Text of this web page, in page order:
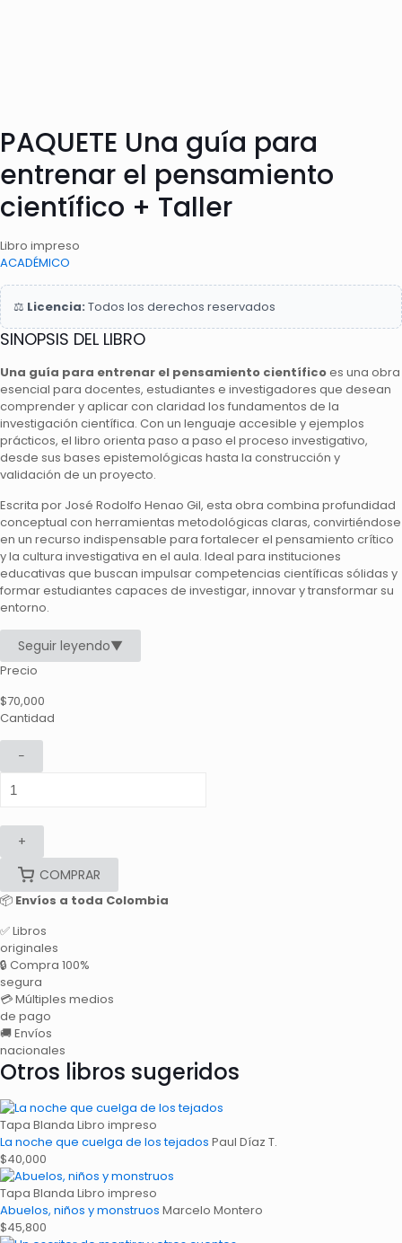
PAQUETE Una guía para
entrenar el pensamiento
científico + Taller
Libro impreso
ACADÉMICO
⚖️ Licencia: Todos los derechos reservados
SINOPSIS DEL LIBRO
Una guía para entrenar el pensamiento científicoes una obra
esencial para docentes, estudiantes e investigadores que desean
comprender y aplicar con claridad los fundamentos de la
investigación científica. Con un lenguaje accesible y ejemplos
prácticos, el libro orienta paso a paso el proceso investigativo,
desde sus bases epistemológicas hasta la construcción y
validación de un proyecto.
Escrita por José Rodolfo Henao Gil, esta obra combina profundidad
conceptual con herramientas metodológicas claras, convirtiéndose
en un recurso indispensable para fortalecer el pensamiento crítico
y la cultura investigativa en el aula. Ideal para instituciones
educativas que buscan impulsar competencias científicas sólidas y
formar estudiantes capaces de investigar, innovar y transformar su
entorno.
Seguir leyendo▼
Precio
$70,000
Cantidad
−
+
COMPRAR
📦 Envíos a toda Colombia
✅Libros
originales
🔒 Compra 100%
segura
💳Múltiples medios
de pago
🚚Envíos
nacionales
Otros libros sugeridos
Tapa Blanda Libro impreso
La noche que cuelga de los tejados Paul Díaz T.
$40,000
Tapa Blanda Libro impreso
Abuelos, niños y monstruos Marcelo Montero
$45,800